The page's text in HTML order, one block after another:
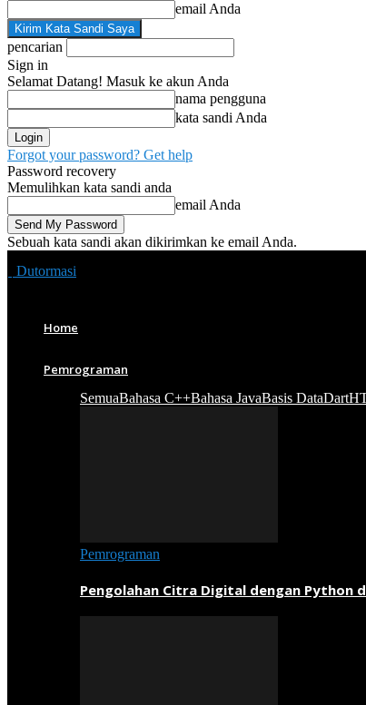
email Anda
pencarian
Sign in
Selamat Datang! Masuk ke akun Anda
nama pengguna
kata sandi Anda
Forgot your password? Get help
Password recovery
Memulihkan kata sandi anda
email Anda
Sebuah kata sandi akan dikirimkan ke email Anda.
Dutormasi
Home
Pemrograman
SemuaBahasa C++Bahasa JavaBasis DataDart
Pemrograman
Pengolahan Citra Digital dengan Python